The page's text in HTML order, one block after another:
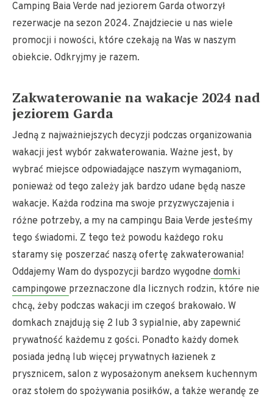
Camping Baia Verde nad jeziorem Garda otworzył
rezerwacje na sezon 2024. Znajdziecie u nas wiele
promocji i nowości, które czekają na Was w naszym
obiekcie. Odkryjmy je razem.
Zakwaterowanie na wakacje 2024 nad
jeziorem Garda
Jedną z najważniejszych decyzji podczas organizowania
wakacji jest wybór zakwaterowania. Ważne jest, by
wybrać miejsce odpowiadające naszym wymaganiom,
ponieważ od tego zależy jak bardzo udane będą nasze
wakacje. Każda rodzina ma swoje przyzwyczajenia i
różne potrzeby, a my na campingu Baia Verde jesteśmy
tego świadomi. Z tego też powodu każdego roku
staramy się poszerzać naszą ofertę zakwaterowania!
Oddajemy Wam do dyspozycji bardzo wygodne domki
campingowe przeznaczone dla licznych rodzin, które nie
chcą, żeby podczas wakacji im czegoś brakowało. W
domkach znajdują się 2 lub 3 sypialnie, aby zapewnić
prywatność każdemu z gości. Ponadto każdy domek
posiada jedną lub więcej prywatnych łazienek z
prysznicem, salon z wyposażonym aneksem kuchennym
oraz stołem do spożywania posiłków, a także werandę ze